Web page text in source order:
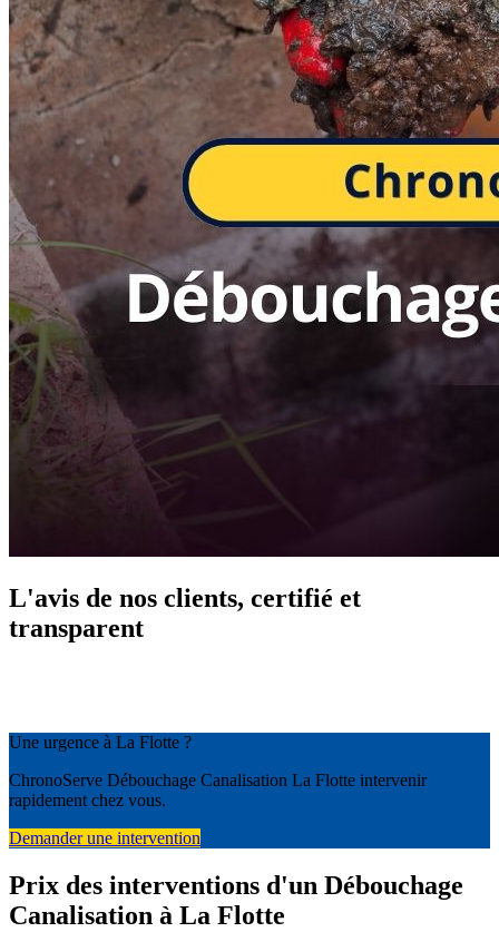
L'avis de nos clients, certifié et
transparent
Une urgence à La Flotte ?
ChronoServe Débouchage Canalisation La Flotte intervenir
rapidement chez vous.
Demander une intervention
Prix des interventions d'un Débouchage
Canalisation à La Flotte